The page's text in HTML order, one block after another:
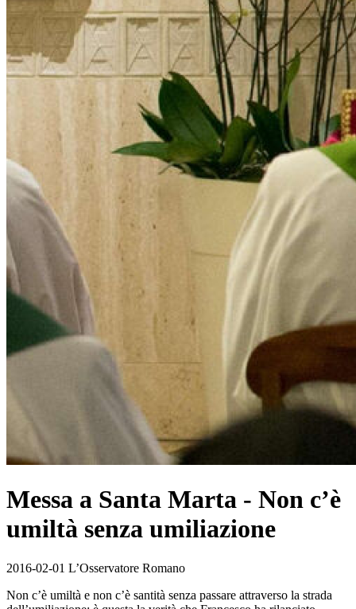
Messa a Santa Marta - Non c’è
umiltà senza umiliazione
2016-02-01 L’Osservatore Romano
Non c’è umiltà e non c’è santità senza passare attraverso la strada